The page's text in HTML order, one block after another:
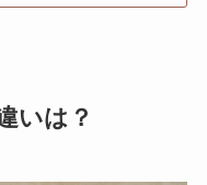
いは？